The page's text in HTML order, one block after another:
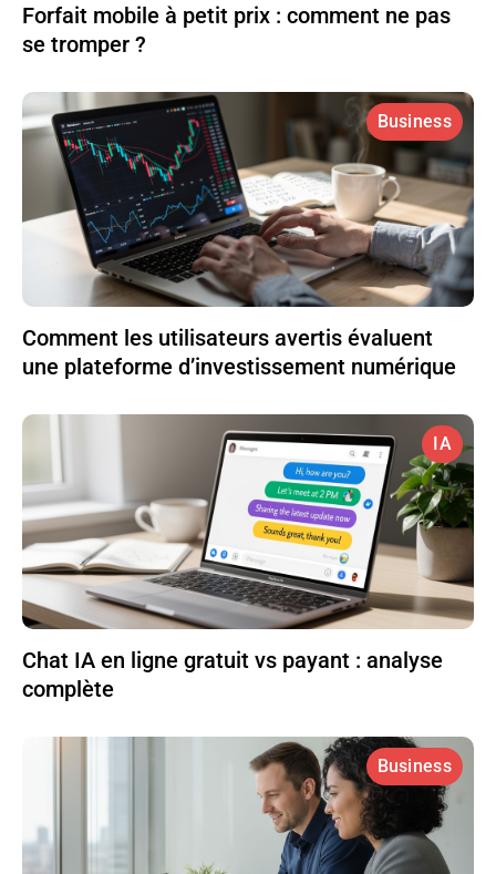
Forfait mobile à petit prix : comment ne pas
se tromper ?
Business
Comment les utilisateurs avertis évaluent
une plateforme d’investissement numérique
IA
Chat IA en ligne gratuit vs payant : analyse
complète
Business